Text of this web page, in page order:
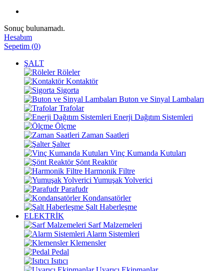
Sonuç bulunamadı.
Hesabım
Sepetim (0)
ŞALT
Röleler
Kontaktör
Sigorta
Buton ve Sinyal Lambaları
Trafolar
Enerji Dağıtım Sistemleri
Ölçme
Zaman Saatleri
Şalter
Vinç Kumanda Kutuları
Şönt Reaktör
Harmonik Filtre
Yumuşak Yolverici
Parafudr
Kondansatörler
Şalt Haberleşme
ELEKTRİK
Sarf Malzemeleri
Alarm Sistemleri
Klemensler
Pedal
Isıtıcı